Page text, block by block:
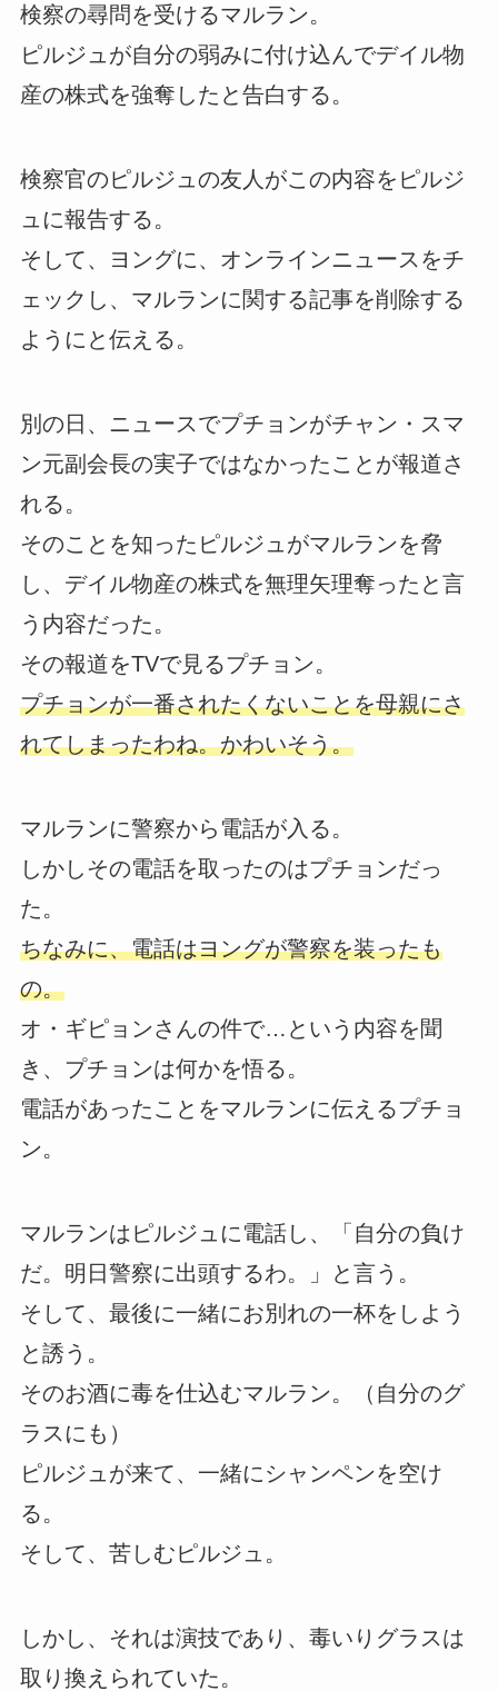
検察の尋問を受けるマルラン。
ピルジュが自分の弱みに付け込んでデイル物
産の株式を強奪したと告白する。
検察官のピルジュの友人がこの内容をピルジ
ュに報告する。
そして、ヨングに、オンラインニュースをチ
ェックし、マルランに関する記事を削除する
ようにと伝える。
別の日、ニュースでプチョンがチャン・スマ
ン元副会長の実子ではなかったことが報道さ
れる。
そのことを知ったピルジュがマルランを脅
し、デイル物産の株式を無理矢理奪ったと言
う内容だった。
その報道をTVで見るプチョン。
プチョンが一番されたくないことを母親にさ
れてしまったわね。かわいそう。
マルランに警察から電話が入る。
しかしその電話を取ったのはプチョンだっ
た。
ちなみに、電話はヨングが警察を装ったも
の。
オ・ギピョンさんの件で…という内容を聞
き、プチョンは何かを悟る。
電話があったことをマルランに伝えるプチョ
ン。
マルランはピルジュに電話し、「自分の負け
だ。明日警察に出頭するわ。」と言う。
そして、最後に一緒にお別れの一杯をしよう
と誘う。
そのお酒に毒を仕込むマルラン。（自分のグ
ラスにも）
ピルジュが来て、一緒にシャンペンを空け
る。
そして、苦しむピルジュ。
しかし、それは演技であり、毒いりグラスは
取り換えられていた。